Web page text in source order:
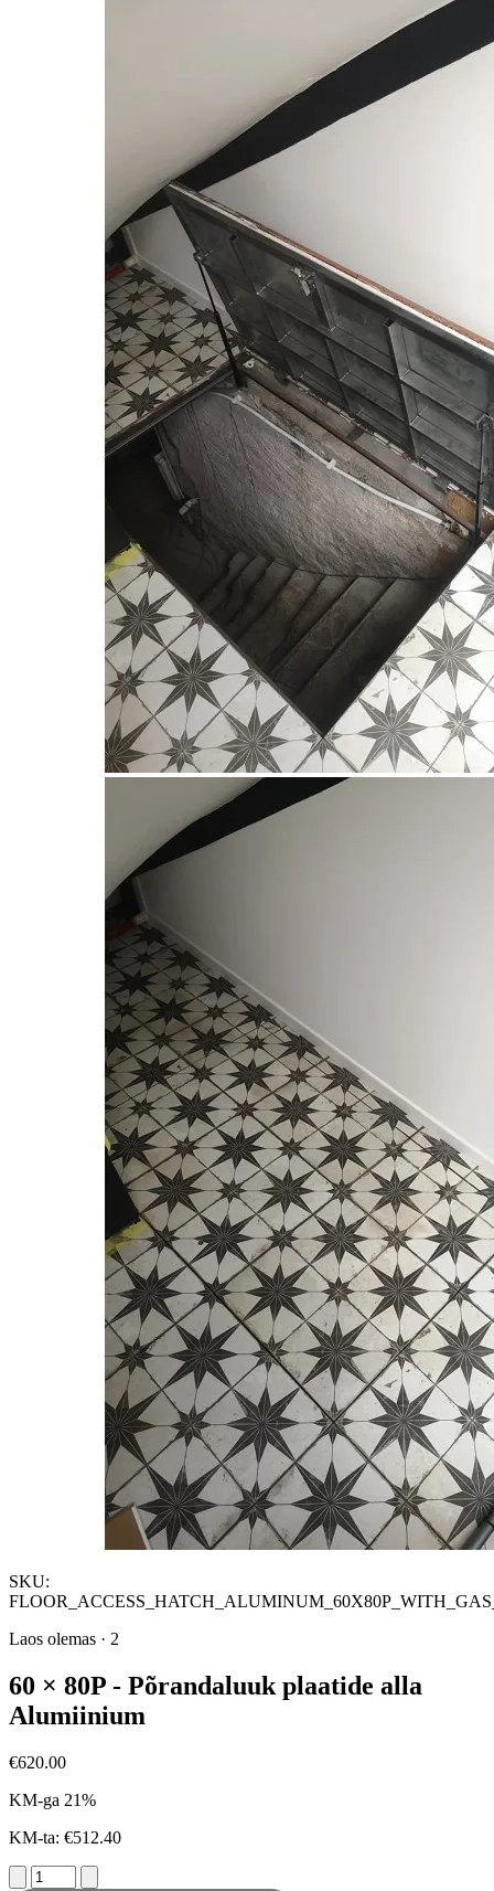
SKU:
Laos olemas · 2
60 × 80P - Põrandaluuk plaatide alla
Alumiinium
€620.00
KM-ga 21%
KM-ta: €512.40